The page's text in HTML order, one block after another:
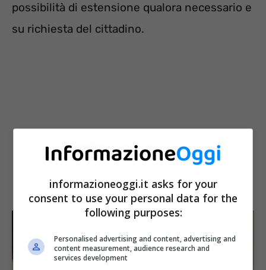
possibilità di estensione qualora necessario e
su richiesta del cittadino.
informazioneoggi.it asks for your
consent to use your personal data for the
following purposes:
Personalised advertising and content, advertising and
content measurement, audience research and
services development